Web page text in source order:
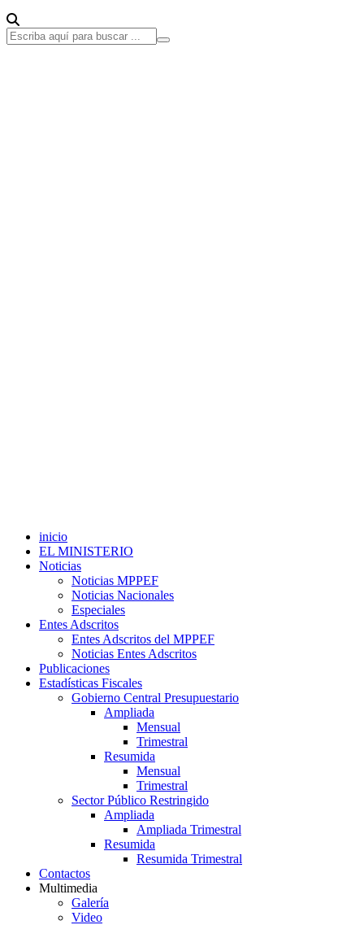
inicio
EL MINISTERIO
Noticias
Noticias MPPEF
Noticias Nacionales
Especiales
Entes Adscritos
Entes Adscritos del MPPEF
Noticias Entes Adscritos
Publicaciones
Estadísticas Fiscales
Gobierno Central Presupuestario
Ampliada
Mensual
Trimestral
Resumida
Mensual
Trimestral
Sector Público Restringido
Ampliada
Ampliada Trimestral
Resumida
Resumida Trimestral
Contactos
Multimedia
Galería
Video